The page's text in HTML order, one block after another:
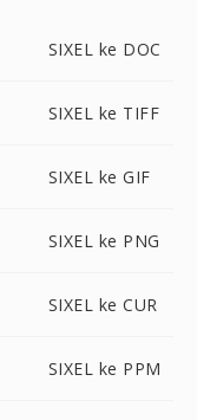
SIXEL ke DOC
SIXEL ke TIFF
SIXEL ke GIF
SIXEL ke PNG
SIXEL ke CUR
SIXEL ke PPM